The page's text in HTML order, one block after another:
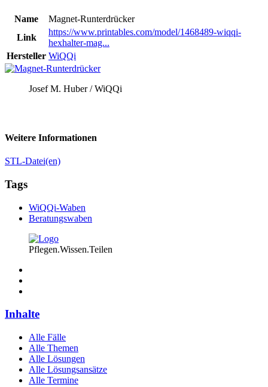
Name
Magnet-Runterdrücker
Link
https://www.printables.com/model/1468489-wiqqi-
hexhalter-mag...
Hersteller WiQQi
Josef M. Huber / WiQQi
Weitere Informationen
STL-Datei(en)
Tags
WiQQi-Waben
Beratungswaben
Pflegen.Wissen.Teilen
Inhalte
Alle Fälle
Alle Themen
Alle Lösungen
Alle Lösungsansätze
Alle Termine